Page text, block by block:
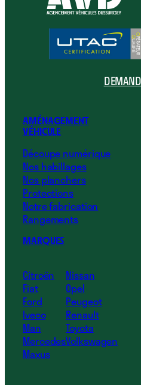
AMÉNAGEMENT
VÉHICULE
Découpe numérique
Nos habillages
Nos planchers
Protections
Notre fabrication
Rangements
MARQUES
Citroën
Fiat
Ford
Iveco
Man
Mercedes
Maxus
Nissan
Opel
Peugeot
Renault
Toyota
Volkswagen